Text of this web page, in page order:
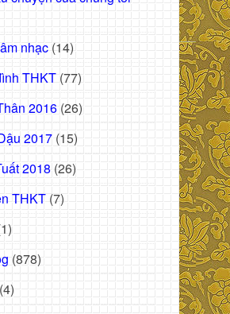
nhạc (14)
THKT (77)
2016 (26)
2017 (15)
2018 (26)
THKT (7)
(878)
(4)